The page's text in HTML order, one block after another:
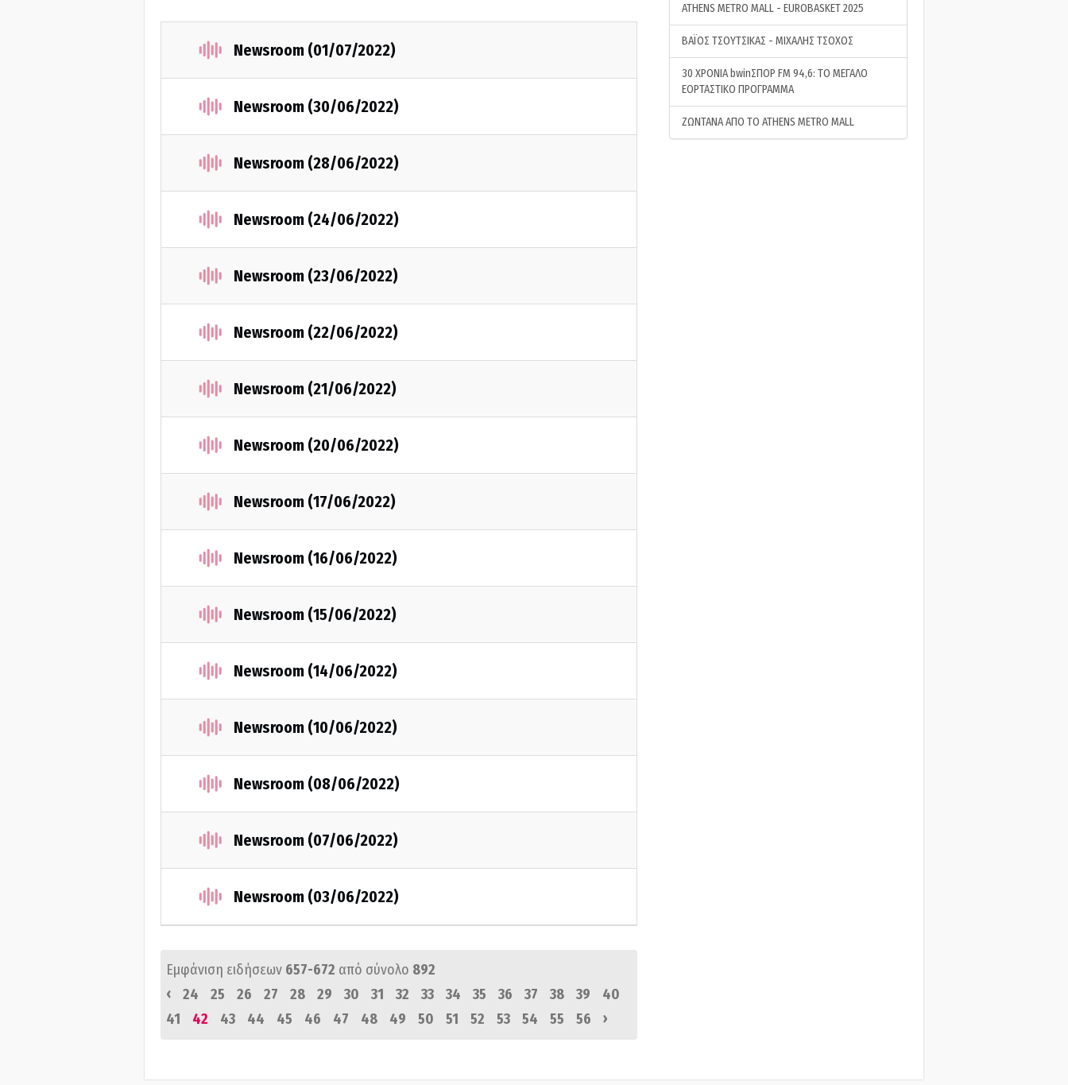
Newsroom (01/07/2022)
Newsroom (30/06/2022)
Newsroom (28/06/2022)
Newsroom (24/06/2022)
Newsroom (23/06/2022)
Newsroom (22/06/2022)
Newsroom (21/06/2022)
Newsroom (20/06/2022)
Newsroom (17/06/2022)
Newsroom (16/06/2022)
Newsroom (15/06/2022)
Newsroom (14/06/2022)
Newsroom (10/06/2022)
Newsroom (08/06/2022)
Newsroom (07/06/2022)
Newsroom (03/06/2022)
Εμφάνιση ειδήσεων 657-672 από σύνολο 892
‹
24 25 26 27 28 29 30 31 32 33 34 35 36 37 38 39
40
41
42 43 44 45 46 47 48 49 50 51 52 53 54 55 56 ›
ATHENS METRO MALL - EUROBASKET 2025
ΒΑΪΟΣ ΤΣΟΥΤΣΙΚΑΣ - ΜΙΧΑΛΗΣ ΤΣΟΧΟΣ
30 ΧΡΟΝΙΑ bwinΣΠΟΡ FM 94,6: ΤΟ ΜΕΓΑΛΟ
ΕΟΡΤΑΣΤΙΚΟ ΠΡΟΓΡΑΜΜΑ
ΖΩΝΤΑΝΑ ΑΠΟ ΤΟ ATHENS METRO MALL